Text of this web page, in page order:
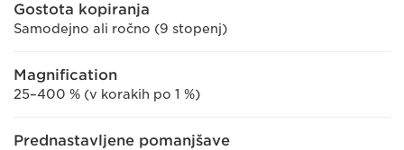
Gostota kopiranja
Samodejno ali ročno (9 stopenj)
Magnification
25–400 % (v korakih po 1 %)
Prednastavljene pomanjšave